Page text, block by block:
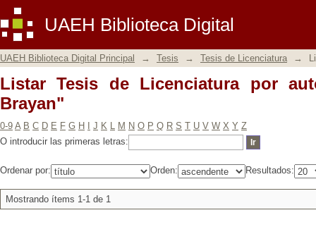
UAEH Biblioteca Digital
Listar Tesis de Licenciatura por autor
UAEH Biblioteca Digital Principal → Tesis → Tesis de Licenciatura →
Listar Tesis de Licenciatura por
Brayan"
0-9 A B C D E F G H J K L M N O P Q R S T U V W X Y Z
O introducir las primeras letras:
Ordenar por: Orden: Resultados:
Mostrando ítems 1-1 de 1